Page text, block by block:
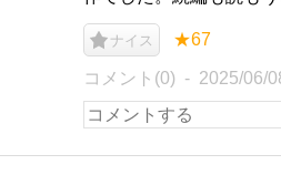
ナイス ★67
コメント(0) 2025/06/